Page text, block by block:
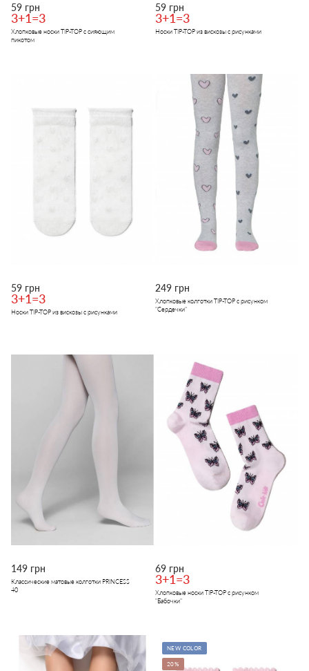
59 грн
3+1=3
Хлопковые носки TIP-TOP с сияющим
пикотом
59 грн
3+1=3
Носки TIP-TOP из вискозы с рисунками
59 грн
3+1=3
Носки TIP-TOP из вискозы с рисунками
249 грн
Хлопковые колготки TIP-TOP с рисунком
"Сердечки"
149 грн
Классические матовые колготки PRINCESS
40
69 грн
3+1=3
Хлопковые носки TIP-TOP с рисунком
"Бабочки"
NEW COLOR
20%